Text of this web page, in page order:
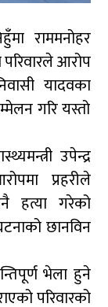
राममनोहर
परिवारले आरोप
यादवका
गरि यस्तो
उपेन्द्र
प्रहरीले
हत्या गरेको
छानविन
भेला हुने
परिवारको